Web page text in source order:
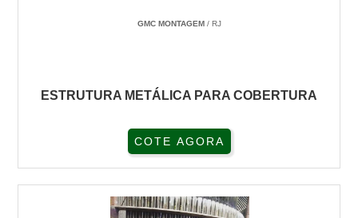
GMC MONTAGEM/ RJ
ESTRUTURA METÁLICA PARA COBERTURA
COTE AGORA